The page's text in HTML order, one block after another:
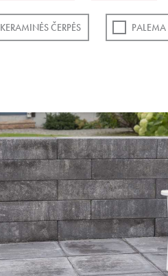
KERAMINĖS ČERPĖS PALEMA